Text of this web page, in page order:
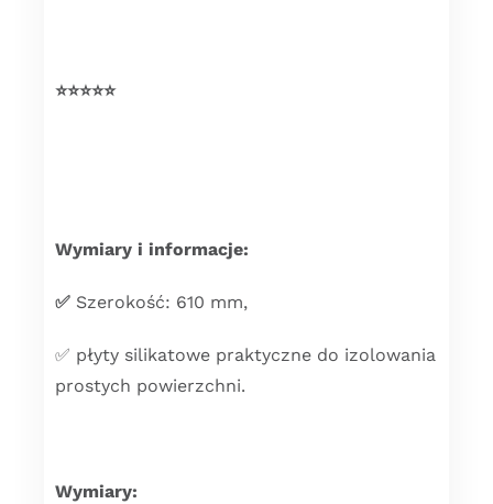
⭐️⭐️⭐️⭐️⭐️
Wymiary i informacje:
✅ Szerokość: 610 mm,
✅ płyty silikatowe praktyczne do izolowania
prostych powierzchni.
Wymiary: